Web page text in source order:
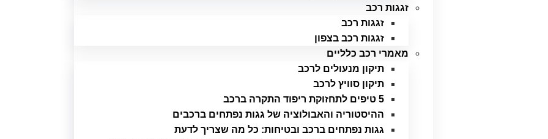
זגגות רכב
זגגות רכב
זגגות רכב בצפון
מאמרי רכב כלליים
תיקון מנעולים לרכב
תיקון סוויץ לרכב
5 טיפים לתחזוקת ריפוד התקרה ברכב
ההיסטוריה והאבולוציה של גגות נפתחים ברכבים
גגות נפתחים ברכב ובטיחות: כל מה שצריך לדעת